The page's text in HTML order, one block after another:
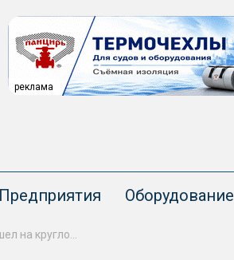
реклама
Предприятия Оборудование